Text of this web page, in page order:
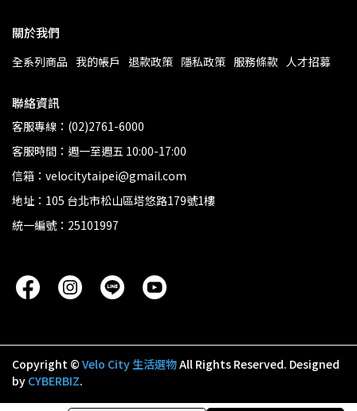
關於我們
全系列商品 我的帳戶 退款政策 隱私政策 服務條款 人才招募
聯絡資訊
客服專線：(02)2761-6000
客服時間：週一至週五 10:00-17:00
信箱：velocitytaipei@gmail.com
地址：105 台北市松山區塔悠路179號1樓
統一編號：25101997
Copyright © Velo City 生活選物All Rights Reserved. Designed
by CYBERBIZ.